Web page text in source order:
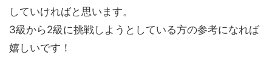
していければと思います。
3級から2級に挑戦しようとしている方の参考になれば
嬉しいです！